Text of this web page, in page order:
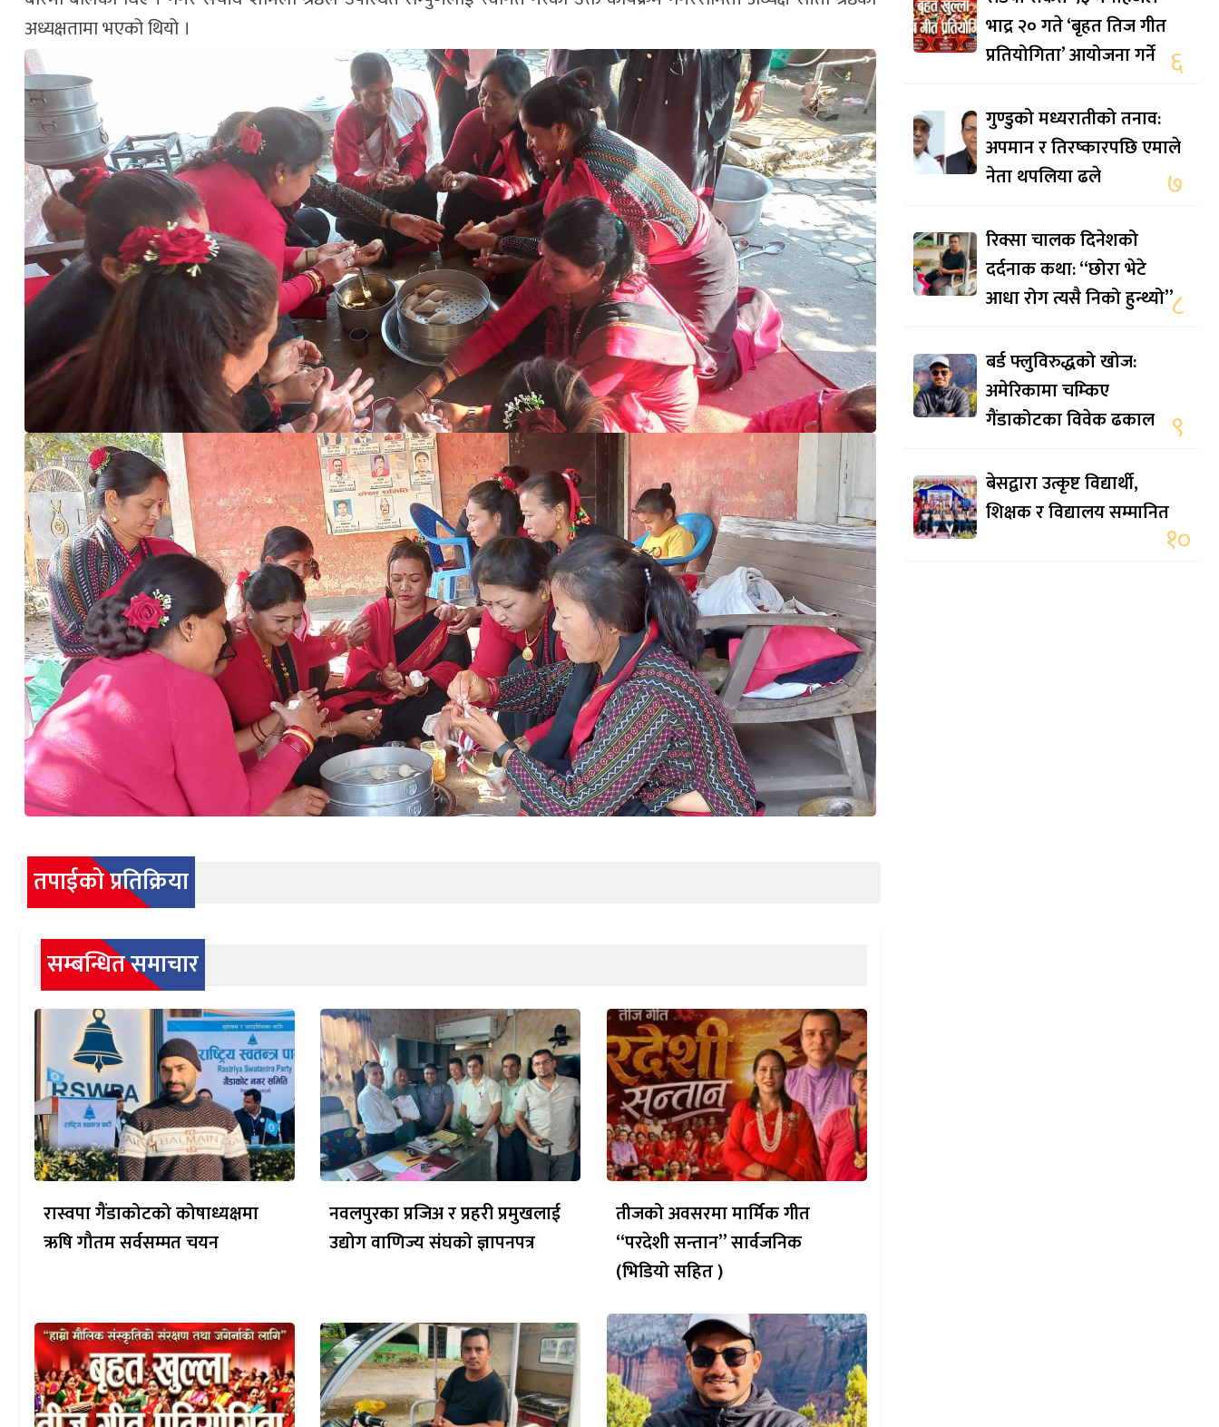
अध्यक्षतामा भएको थियो ।
तपाईको प्रतिक्रिया
सम्बन्धित समाचार
रास्वपा गैंडाकोटको कोषाध्यक्षमा
ऋषि गौतम सर्वसम्मत चयन
नवलपुरका प्रजिअ र प्रहरी प्रमुखलाई
उद्योग वाणिज्य संघको ज्ञापनपत्र
तीजको अवसरमा मार्मिक गीत
“परदेशी सन्तान” सार्वजनिक
(भिडियो सहित )
भाद्र २० गते ‘बृहत तिज गीत
प्रतियोगिता’ आयोजना गर्ने ६
गुण्डुको मध्यरातीको तनाव:
अपमान र तिरष्कारपछि एमाले
नेता थपलिया ढले
७
रिक्सा चालक दिनेशको
दर्दनाक कथा: “छोरा भेटे
आधा रोग त्यसै निको हुन्थ्यो”८
बर्ड फ्लुविरुद्धको खोज:
अमेरिकामा चम्किए
गैंडाकोटका विवेक ढकाल ९
बेसद्वारा उत्कृष्ट विद्यार्थी,
शिक्षक र विद्यालय सम्मानित
१०